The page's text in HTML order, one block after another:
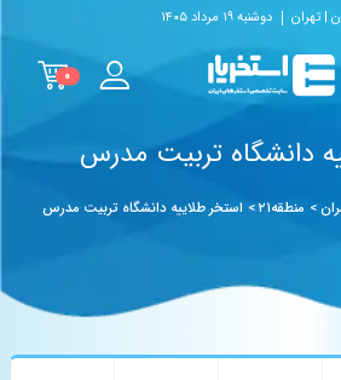
| تهران دوشنبه ۱۹ مرداد ۱۴۰۵
۰
دانشگاه تربیت مدرس
> منطقه۲۱ > استخر طلاییه دانشگاه تربیت مدرس